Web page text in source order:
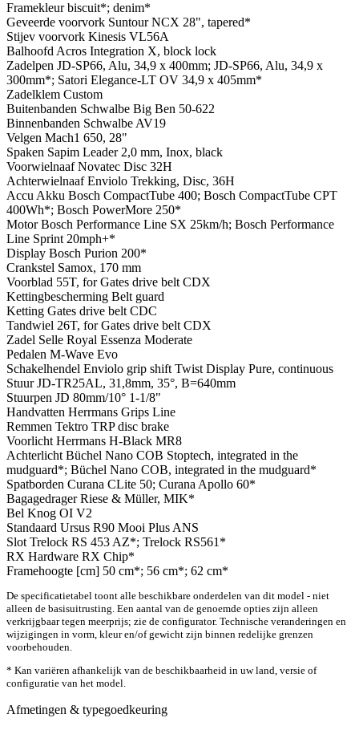
Framekleurbiscuit*; denim*
Geveerde voorvork Suntour NCX 28", tapered*
Stijev voorvork Kinesis VL56A
Balhoofd Acros Integration X, block lock
Zadelpen JD-SP66, Alu, 34,9 x 400mm; JD-SP66, Alu, 34,9 x
300mm*; Satori Elegance-LT OV 34,9 x 405mm*
Zadelklem Custom
Buitenbanden Schwalbe Big Ben 50-622
Binnenbanden Schwalbe AV19
Velgen Mach1 650, 28"
Spaken Sapim Leader 2,0 mm, Inox, black
VoorwielnaafNovatec Disc 32H
AchterwielnaafEnviolo Trekking, Disc, 36H
Accu Akku Bosch CompactTube 400; Bosch CompactTube CPT
400Wh*; Bosch PowerMore 250*
MotorBosch Performance Line SX 25km/h; Bosch Performance
Line Sprint 20mph+*
Display Bosch Purion 200*
Crankstel Samox, 170 mm
Voorblad 55T, for Gates drive belt CDX
Kettingbescherming Belt guard
Ketting Gates drive belt CDC
Tandwiel 26T, for Gates drive belt CDX
Zadel Selle Royal Essenza Moderate
Pedalen M-Wave Evo
Schakelhendel Enviolo grip shift Twist Display Pure, continuous
StuurJD-TR25AL, 31,8mm, 35°, B=640mm
Stuurpen JD 80mm/10° 1-1/8"
Handvatten Herrmans Grips Line
Remmen Tektro TRP disc brake
Voorlicht Herrmans H-Black MR8
Achterlicht Büchel Nano COB Stoptech, integrated in the
mudguard*; Büchel Nano COB, integrated in the mudguard*
Spatborden Curana CLite 50; Curana Apollo 60*
BagagedragerRiese & Müller, MIK*
Bel Knog OI V2
Standaard Ursus R90 Mooi Plus ANS
Slot Trelock RS 453 AZ*; Trelock RS561*
RX Hardware RX Chip*
Framehoogte [cm] 50 cm*; 56 cm*; 62 cm*
De specificatietabel toont alle beschikbare onderdelen van dit model - niet
alleen de basisuitrusting. Een aantal van de genoemde opties zijn alleen
verkrijgbaar tegen meerprijs; zie de configurator. Technische veranderingen en
wijzigingen in vorm, kleur en/of gewicht zijn binnen redelijke grenzen
voorbehouden.
* Kan variëren afhankelijk van de beschikbaarheid in uw land, versie of
configuratie van het model.
Afmetingen & typegoedkeuring